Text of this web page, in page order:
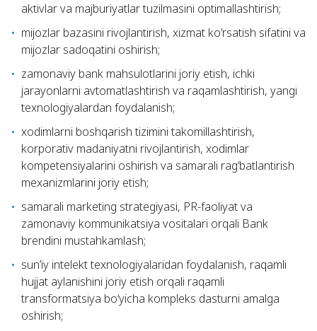
aktivlar va majburiyatlar tuzilmasini optimallashtirish;
mijozlar bazasini rivojlantirish, xizmat ko‘rsatish sifatini va
mijozlar sadoqatini oshirish;
zamonaviy bank mahsulotlarini joriy etish, ichki
jarayonlarni avtomatlashtirish va raqamlashtirish, yangi
texnologiyalardan foydalanish;
xodimlarni boshqarish tizimini takomillashtirish,
korporativ madaniyatni rivojlantirish, xodimlar
kompetensiyalarini oshirish va samarali rag‘batlantirish
mexanizmlarini joriy etish;
samarali marketing strategiyasi, PR-faoliyat va
zamonaviy kommunikatsiya vositalari orqali Bank
brendini mustahkamlash;
sun’iy intelekt texnologiyalaridan foydalanish, raqamli
hujjat aylanishini joriy etish orqali raqamli
transformatsiya bo‘yicha kompleks dasturni amalga
oshirish;